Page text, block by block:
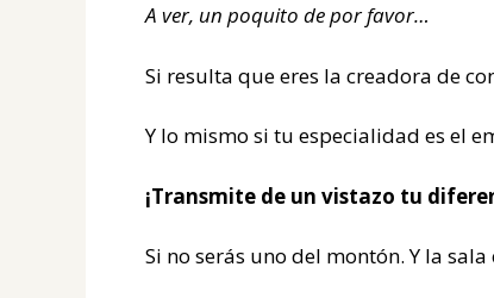
A ver, un poquito de por favor…
Si resulta que eres la creadora de
Y lo mismo si tu especialidad es el
¡Transmite de un vistazo tu
Si no serás uno del montón. Y la